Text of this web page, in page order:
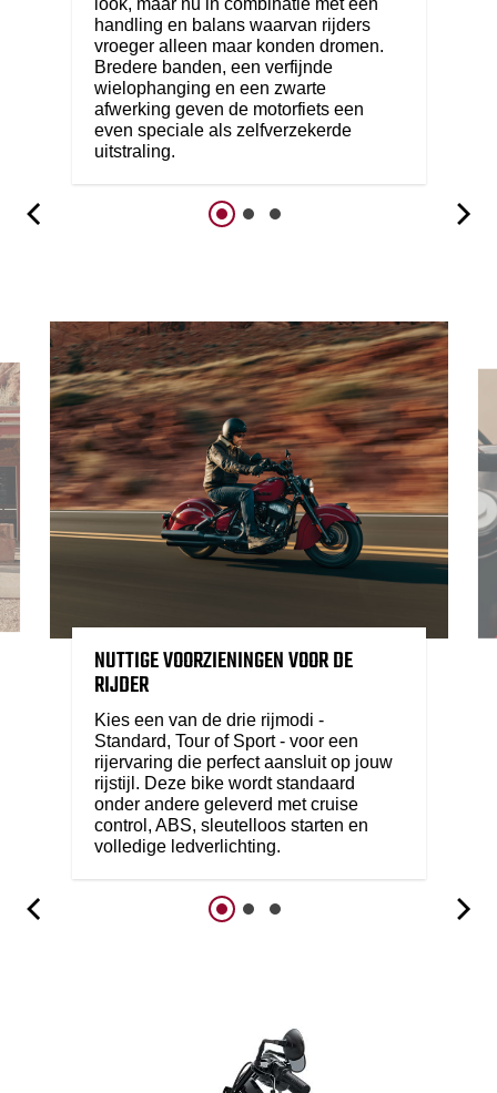
handling en balans waarvan rijders
vroeger alleen maar konden dromen.
Bredere banden, een verfijnde
wielophanging en een zwarte
afwerking geven de motorfiets een
even speciale als zelfverzekerde
uitstraling.
NUTTIGE VOORZIENINGEN VOOR DE
RIJDER
Kies een van de drie rijmodi -
Standard, Tour of Sport - voor een
rijervaring die perfect aansluit op jouw
rijstijl. Deze bike wordt standaard
onder andere geleverd met cruise
control, ABS, sleutelloos starten en
volledige ledverlichting.